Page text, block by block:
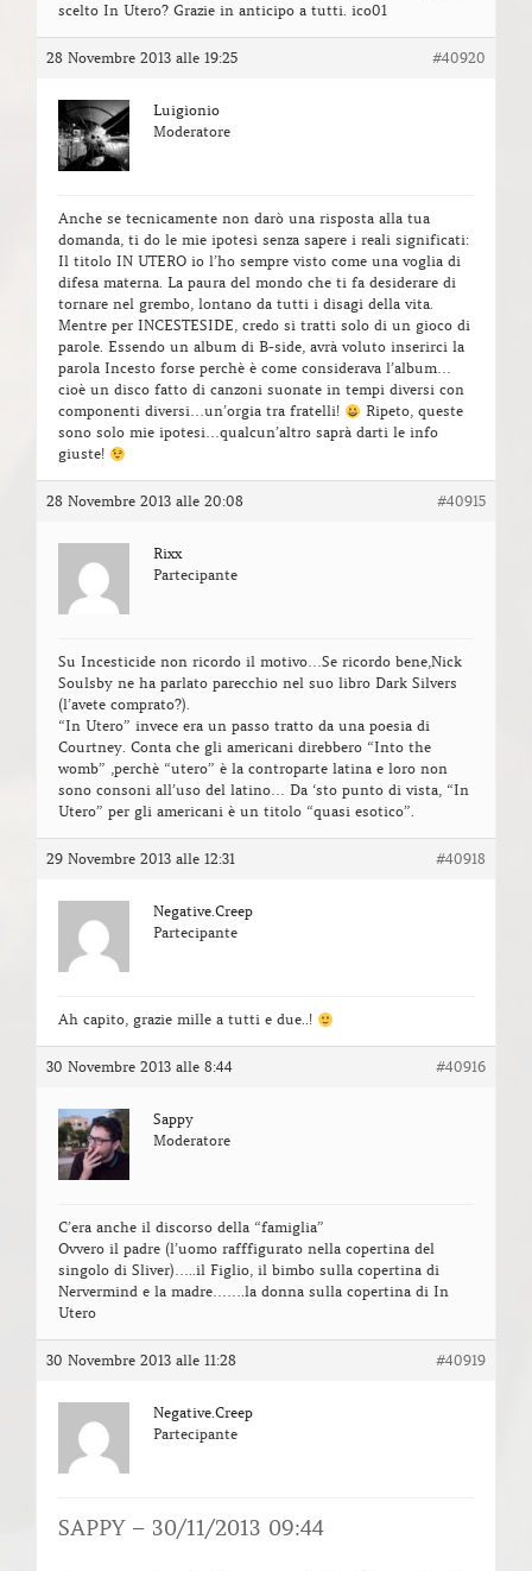
scelto In Utero? Grazie in anticipo a tutti. ico01
28 Novembre 2013 alle 19:25 #40920
Luigionio
Moderatore
Anche se tecnicamente non darò una risposta alla tua
domanda, ti do le mie ipotesi senza sapere i reali significati:
Il titolo IN UTERO io l’ho sempre visto come una voglia di
difesa materna. La paura del mondo che ti fa desiderare di
tornare nel grembo, lontano da tutti i disagi della vita.
Mentre per INCESTESIDE, credo si tratti solo di un gioco di
parole. Essendo un album di B-side, avrà voluto inserirci la
parola Incesto forse perchè è come considerava l’album…
cioè un disco fatto di canzoni suonate in tempi diversi con
componenti diversi…un’orgia tra fratelli!
Ripeto, queste
sono solo mie ipotesi…qualcun’altro saprà darti le info
giuste!
28 Novembre 2013 alle 20:08 #40915
Rixx
Partecipante
Su Incesticide non ricordo il motivo…Se ricordo bene,Nick
Soulsby ne ha parlato parecchio nel suo libro Dark Silvers
(l’avete comprato?).
“In Utero” invece era un passo tratto da una poesia di
Courtney. Conta che gli americani direbbero “Into the
womb” ,perchè “utero” è la controparte latina e loro non
sono consoni all’uso del latino… Da ‘sto punto di vista, “In
Utero” per gli americani è un titolo “quasi esotico”.
29 Novembre 2013 alle 12:31 #40918
Negative.Creep
Partecipante
Ah capito, grazie mille a tutti e due..!
30 Novembre 2013 alle 8:44 #40916
Sappy
Moderatore
C’era anche il discorso della “famiglia”
Ovvero il padre (l’uomo rafffigurato nella copertina del
singolo di Sliver)…..il Figlio, il bimbo sulla copertina di
Nervermind e la madre…….la donna sulla copertina di In
Utero
30 Novembre 2013 alle 11:28 #40919
Negative.Creep
Partecipante
SAPPY – 30/11/2013 09:44